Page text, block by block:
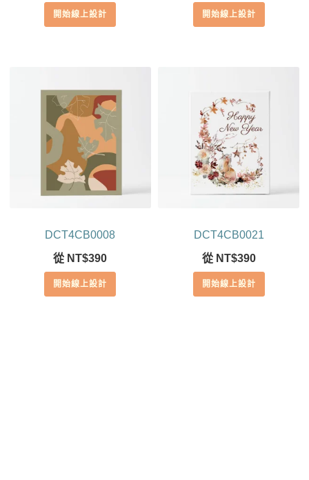
開始線上設計 開始線上設計
DCT4CB0008
從 NT$390
開始線上設計
DCT4CB0021
從 NT$390
開始線上設計